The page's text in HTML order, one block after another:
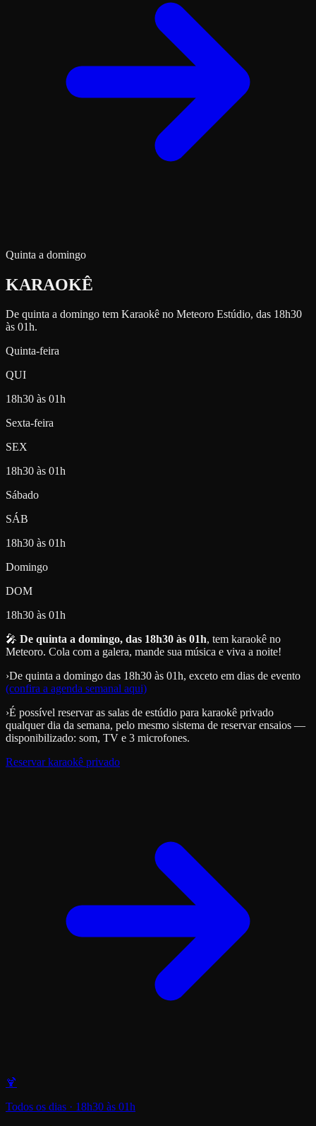
Quinta a domingo
KARAOKÊ
De quinta a domingo tem Karaokê no Meteoro Estúdio, das 18h30
às 01h.
Quinta-feira
QUI
18h30 às 01h
Sexta-feira
SEX
18h30 às 01h
Sábado
SÁB
18h30 às 01h
Domingo
DOM
18h30 às 01h
🎤 De quinta a domingo, das 18h30 às 01h, tem karaokê no
Meteoro. Cola com a galera, mande sua música e viva a noite!
›De quinta a domingo das 18h30 às 01h, exceto em dias de evento
(confira a agenda semanal aqui)
›É possível reservar as salas de estúdio para karaokê privado
qualquer dia da semana, pelo mesmo sistema de reservar ensaios —
disponibilizado: som, TV e 3 microfones.
Reservar karaokê privado
🍹
Todos os dias · 18h30 às 01h